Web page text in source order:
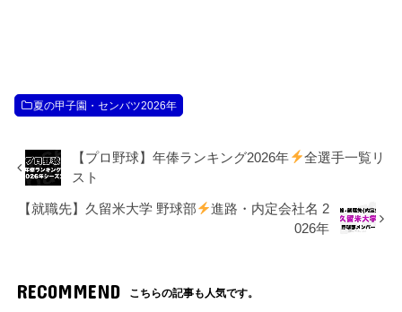
夏の甲子園・センバツ2026年
【プロ野球】年俸ランキング2026年
全選手一覧リ
スト
【就職先】久留米大学 野球部
進路・内定会社名 2
026年
RECOMMEND こちらの記事も人気です。